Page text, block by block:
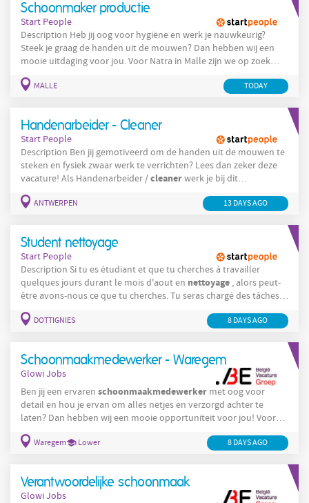
Schoonmaker productie
Start People
Description Heb jij oog voor hygiëne en werk je nauwkeurig?
Steek je graag de handen uit de mouwen? Dan hebben wij een
mooie uitdaging voor jou. Voor Natra in Malle zijn we op zoek
naar een
taken: Reinigen van de productiehallen, vloeren en wanden
machines
MALLE TODAY
Handenarbeider - Cleaner
Start People
Description Ben jij gemotiveerd om de handen uit de mouwen te
steken en fysiek zwaar werk te verrichten? Lees dan zeker deze
vacature! Als Handenarbeider /cleanerwerk je bij dit
recyclagebedrijf aan de trechter en transportband. Je schept de
trechter leeg. Je rijdt met de kruiwagens. Je sorteert aan de
ANTWERPEN 13 DAYS AGO
Student nettoyage
Start People
Description Si tu es étudiant et que tu cherches à travailler
quelques jours durant le mois d'aout en nettoyage , alors peut-
être avons-nous ce que tu cherches. Tu seras chargé des tâches
de base liées à l'entretien des bureaux du siège social ainsi que
du magasin attenant. Tes missions : Nettoyer et entretenir les
DOTTIGNIES 8 DAYS AGO
Schoonmaakmedewerker - Waregem
Glowi Jobs
Ben jij een ervaren schoonmaakmedewerker met oog voor
detail en hou je ervan om alles netjes en verzorgd achter te
laten? Dan hebben wij een mooie opportuniteit voor jou! Voor
een klant actief in de professionele
schoonmaakmedewerker
voor een vaste ronde in Waregem . De
taken Als
Waregem Lower 8 DAYS AGO
Verantwoordelijke schoonmaak
Glowi Jobs